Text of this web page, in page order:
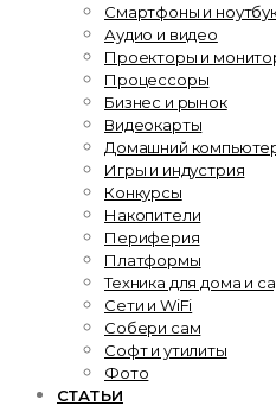
Смартфоны и
Аудио и видео
Проекторы и
Процессоры
Бизнес и рынок
Видеокарты
Домашний
Игры и индустрия
Конкурсы
Накопители
Периферия
Платформы
Техника для дома и
Сети и WiFi
Собери сам
Софт и утилиты
Фото
СТАТЬИ